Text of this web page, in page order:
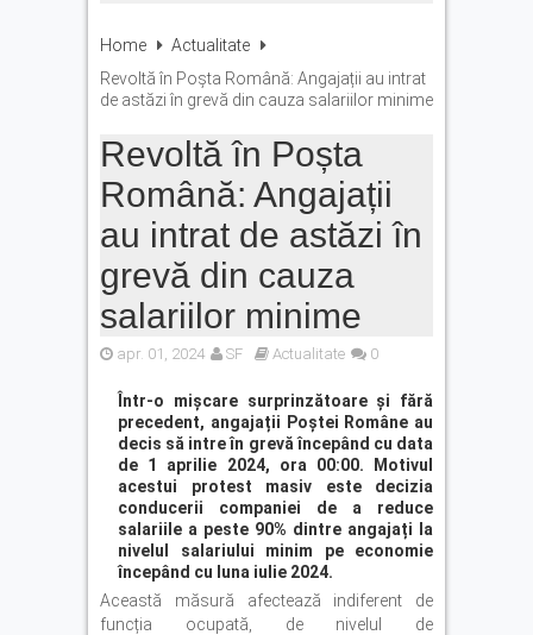
Home
Actualitate
Revoltă în Poșta Română: Angajații au intrat
de astăzi în grevă din cauza salariilor minime
Revoltă în Poșta
Română: Angajații
au intrat de astăzi în
grevă din cauza
salariilor minime
apr. 01, 2024 SF Actualitate 0
Într-o mișcare surprinzătoare și fără
precedent, angajații Poștei Române au
decis să intre în grevă începând cu data
de 1 aprilie 2024, ora 00:00. Motivul
acestui protest masiv este decizia
conducerii companiei de a reduce
salariile a peste 90% dintre angajați la
nivelul salariului minim pe economie
începând cu luna iulie 2024.
Această măsură afectează indiferent de
funcția ocupată, de nivelul de